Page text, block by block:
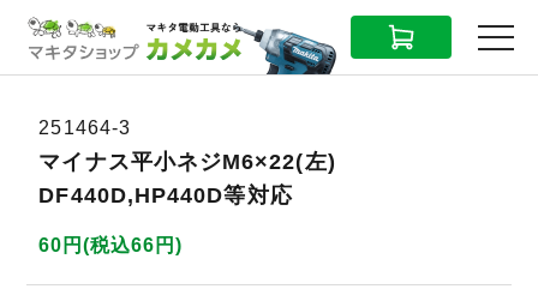
CART MENU
251464-3
マイナス平小ネジM6×22(左)
DF440D,HP440D等対応
60円(税込66円)